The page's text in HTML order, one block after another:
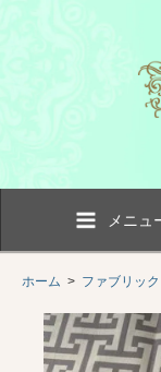
メニュ
ホーム > ファブリック